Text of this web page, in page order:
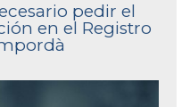
pedir el
en el Registro